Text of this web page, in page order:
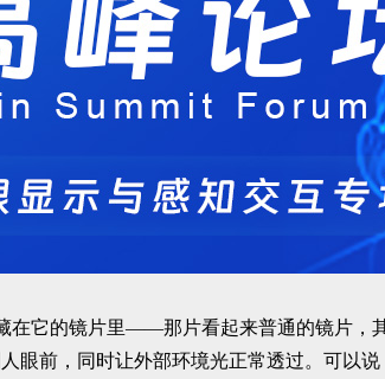
它的镜片里——那片看起来普通的镜片，其
眼前，同时让外部环境光正常透过。可以